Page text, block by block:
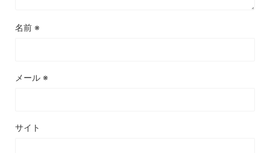
名前 ※
メール ※
サイト